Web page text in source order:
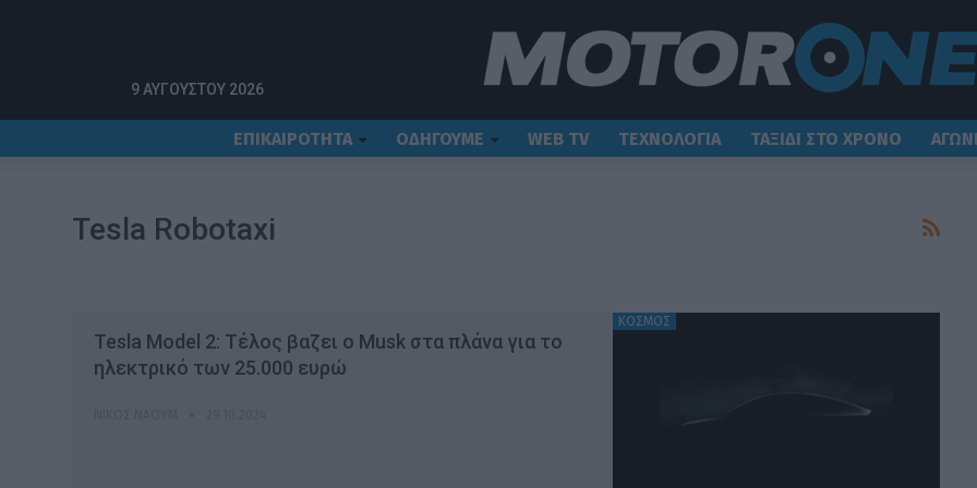
9 ΑΥΓΟΎΣΤΟΥ 2026
ΕΠΙΚΑΙΡΟΤΗΤΑ ΟΔΗΓΟΥΜΕ WEB TV ΤΕΧΝΟΛΟΓΙΑ ΤΑΞΙΔΙ ΣΤΟ ΧΡΟΝΟ
Tesla Robotaxi
ΚΟΣΜΟΣ
Tesla Model 2: Τέλος βαζει ο Musk στα πλάνα για το
ηλεκτρικό των 25.000 ευρώ